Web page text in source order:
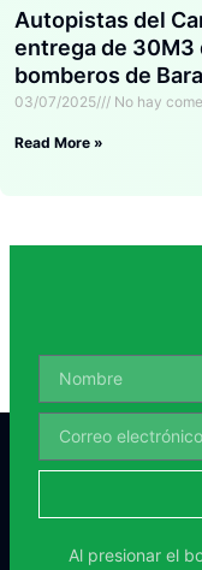
Autopistas del
entrega de 30M3
bomberos de
03/07/2025 No hay
Read More »
Al presionar el